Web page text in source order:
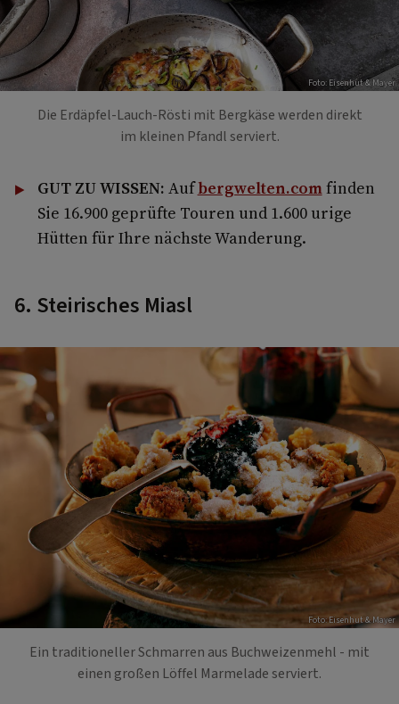
Foto: Eisenhut & Mayer
Die Erdäpfel-Lauch-Rösti mit Bergkäse werden direkt
im kleinen Pfandl serviert.
GUT ZU WISSEN: Aufbergwelten.comfinden
Sie 16.900 geprüfte Touren und 1.600 urige
Hütten für Ihre nächste Wanderung.
6. Steirisches Miasl
Foto: Eisenhut & Mayer
Ein traditioneller Schmarren aus Buchweizenmehl - mit
einen großen Löffel Marmelade serviert.